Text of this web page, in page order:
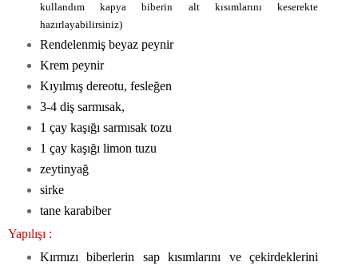
kullandım kapya biberin alt kısımlarını keserekte
hazırlayabilirsiniz)
Rendelenmiş beyaz peynir
Krem peynir
Kıyılmış dereotu, fesleğen
3-4 diş sarmısak,
1 çay kaşığı sarmısak tozu
1 çay kaşığı limon tuzu
zeytinyağ
sirke
tane karabiber
Yapılışı :
Kırmızı biberlerin sap kısımlarını ve çekirdeklerini